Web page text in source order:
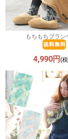
もちもちブラン
4,990円(